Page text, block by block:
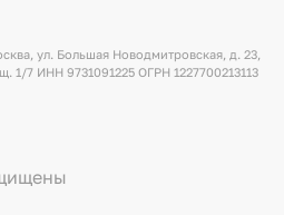
ул. Большая Новодмитровская, д. 23,
1/7 ИНН 9731091225 ОГРН 1227700213113